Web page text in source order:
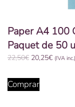
Paper A4 100
Paquet de 50
22,50€ El
original
era:
20,25€El(IVA inc.)
Comprar